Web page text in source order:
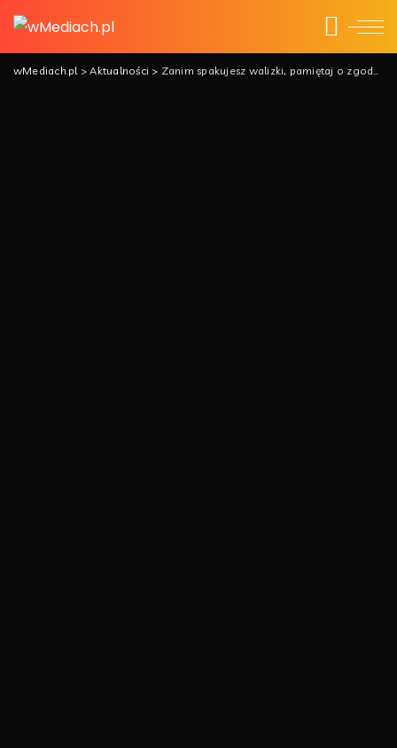
wMediach.pl>Aktualności > Zanim spakujesz walizki, pamiętaj o zgodzie na wyjazd dziecka za granicę!